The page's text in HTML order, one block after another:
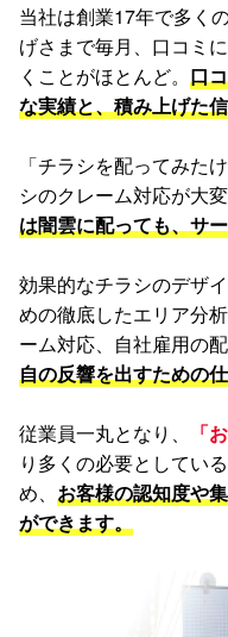
当社は創業17年で多く
げさまで毎月、口コミ
くことがほとんど。 口
な実績と、積み上げた
「チラシを配ってみた
シのクレーム対応が大
は闇雲に配っても、サ
効果的なチラシのデザ
めの徹底したエリア分
ーム対応、自社雇用の
自の反響を出すための
従業員一丸となり、 「
り多くの必要としてい
め、 お客様の認知度や
ができます。